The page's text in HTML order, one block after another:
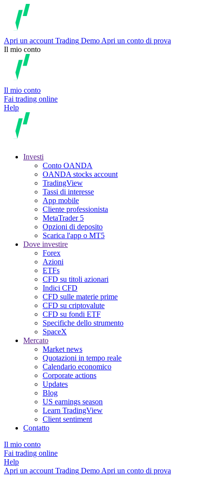
Apri un account Trading Demo Apri un conto di prova
Il mio conto
Il mio conto
Fai trading online
Help
Investi
Conto OANDA
OANDA stocks account
TradingView
Tassi di interesse
App mobile
Cliente professionista
MetaTrader 5
Opzioni di deposito
Scarica l'app o MT5
Dove investire
Forex
Azioni
ETFs
CFD su titoli azionari
Indici CFD
CFD sulle materie prime
CFD su criptovalute
CFD su fondi ETF
Specifiche dello strumento
SpaceX
Mercato
Market news
Quotazioni in tempo reale
Calendario economico
Corporate actions
Updates
Blog
US earnings season
Learn TradingView
Client sentiment
Contatto
Il mio conto
Fai trading online
Help
Apri un account Trading Demo Apri un conto di prova